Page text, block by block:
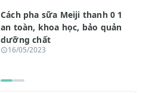
Cách pha sữa Meiji thanh 0 1
an toàn, khoa học, bảo quản
dưỡng chất
16/05/2023